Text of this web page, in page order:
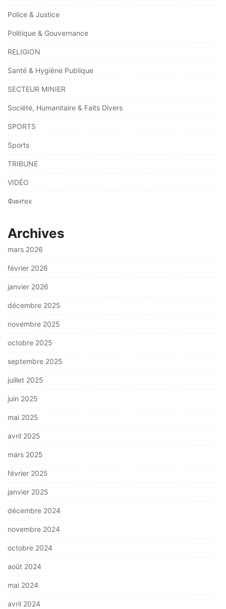
Police & Justice
Politique & Gouvernance
RELIGION
Santé & Hygiène Publique
SECTEUR MINIER
Société, Humanitaire & Faits Divers
SPORTS
Sports
TRIBUNE
VIDÉO
Финтех
Archives
mars 2026
février 2026
janvier 2026
décembre 2025
novembre 2025
octobre 2025
septembre 2025
juillet 2025
juin 2025
mai 2025
avril 2025
mars 2025
février 2025
janvier 2025
décembre 2024
novembre 2024
octobre 2024
août 2024
mai 2024
avril 2024